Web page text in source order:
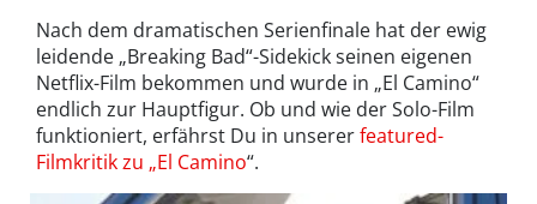
Nach dem dramatischen Serienfinale hat der ewig
leidende „Breaking Bad“-Sidekick seinen eigenen
Netflix-Film bekommen und wurde in „El Camino“
endlich zur Hauptfigur. Ob und wie der Solo-Film
funktioniert, erfährst Du in unsererfeatured-
Filmkritik zu „El Camino“.